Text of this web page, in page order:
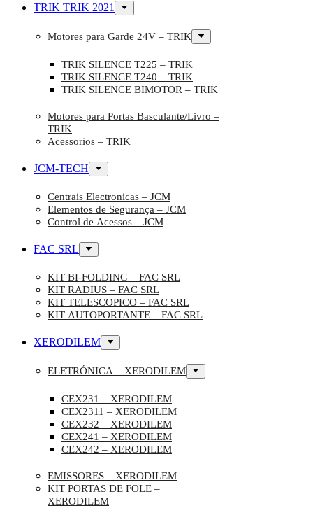
TRIK TRIK 2021
Motores para Garde 24V – TRIK
TRIK SILENCE T225 – TRIK
TRIK SILENCE T240 – TRIK
TRIK SILENCE BIMOTOR – TRIK
Motores para Portas Basculante/Livro –
TRIK
Acessorios – TRIK
JCM-TECH
Centrais Electronicas – JCM
Elementos de Segurança – JCM
Control de Acessos – JCM
FAC SRL
KIT BI-FOLDING – FAC SRL
KIT RADIUS – FAC SRL
KIT TELESCOPICO – FAC SRL
KIT AUTOPORTANTE – FAC SRL
XERODILEM
ELETRÓNICA – XERODILEM
CEX231 – XERODILEM
CEX2311 – XERODILEM
CEX232 – XERODILEM
CEX241 – XERODILEM
CEX242 – XERODILEM
EMISSORES – XERODILEM
KIT PORTAS DE FOLE –
XERODILEM